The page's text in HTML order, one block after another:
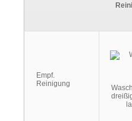
Empf.
Reinigung